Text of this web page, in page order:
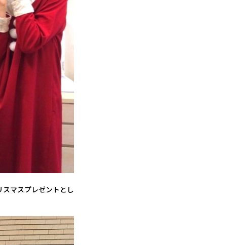
マスプレゼントとし